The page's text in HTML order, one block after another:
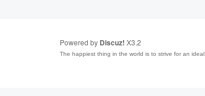
Powered by Discuz! X3.2
The happiest thing in the world is to strive for an ideal.